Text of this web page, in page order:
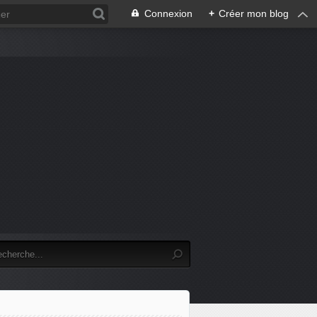
Connexion + Créer mon blog